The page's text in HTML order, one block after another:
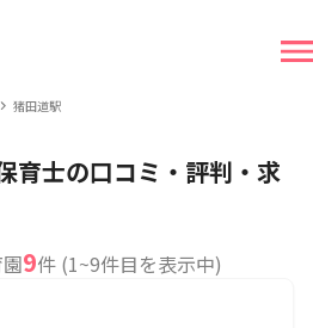
猪田道駅
育士の口コミ・評判・求
9件 (1~9件目を表示中)